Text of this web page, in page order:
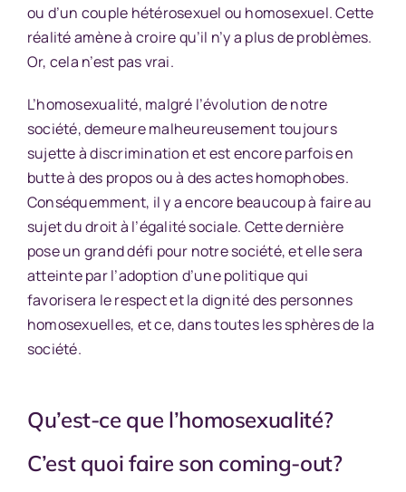
ou d’un couple hétérosexuel ou homosexuel. Cette
réalité amène à croire qu’il n’y a plus de problèmes.
Or, cela n’est pas vrai.
L’homosexualité, malgré l’évolution de notre
société, demeure malheureusement toujours
sujette à discrimination et est encore parfois en
butte à des propos ou à des actes homophobes.
Conséquemment, il y a encore beaucoup à faire au
sujet du droit à l’égalité sociale. Cette dernière
pose un grand défi pour notre société, et elle sera
atteinte par l’adoption d’une politique qui
favorisera le respect et la dignité des personnes
homosexuelles, et ce, dans toutes les sphères de la
société.
Qu’est-ce que l’homosexualité?
C’est quoi faire son coming-out?